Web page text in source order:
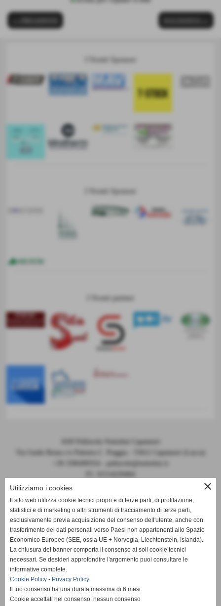
I Nostri Sponsor
I Nostri Sponsor
I Nostri partner
Via Guido Rossa c/o Palestra C. Piaggia - 55012 Capannori (Lucca)
Codice FIPAV 10.050.0086 - N° registro CONI 7225
DOCUMENTI 2024-2025
MODULO PER VISITA MEDICA
close
Utilizziamo i cookies
Il sito web utilizza cookie tecnici propri e di terze parti, di profilazione,
statistici e di marketing o altri strumenti di tracciamento di terze parti,
esclusivamente previa acquisizione del consenso dell'utente, anche con
trasferimento dei dati personali verso Paesi non appartenenti allo Spazio
Economico Europeo (SEE, ossia UE + Norvegia, Liechtenstein, Islanda).
La chiusura del banner comporta il consenso ai soli cookie tecnici
necessari. Se desideri approfondire l'argomento puoi consultare le
informative complete.
Cookie Policy - Privacy Policy
Il tuo consenso ha una durata massima di 6 mesi.
Cookie accettati nel consenso: nessun consenso